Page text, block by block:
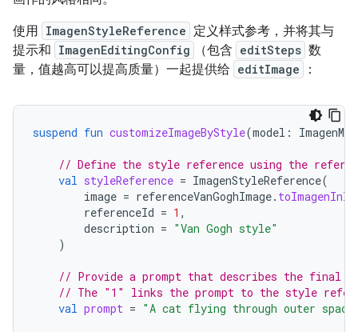
使用 ImagenStyleReference 定义样式参考，并将其与
提示和 ImagenEditingConfig （包含 editSteps 数
量，值越高可以提高质量）一起提供给 editImage ：
suspend fun customizeImageByStyle(model :
// Define the style reference using the
val styleReference = ImagenStyleReference(
image = referenceVanGoghImage.
referenceId = 1 ,
description = "Van Gogh style"
)
// Provide a prompt that describes the final
// The "1" links the prompt to the style
val prompt = "A cat flying through outer